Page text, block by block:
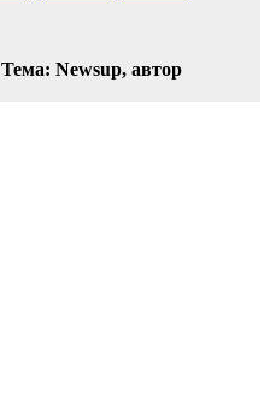
Тема: Newsup, автор